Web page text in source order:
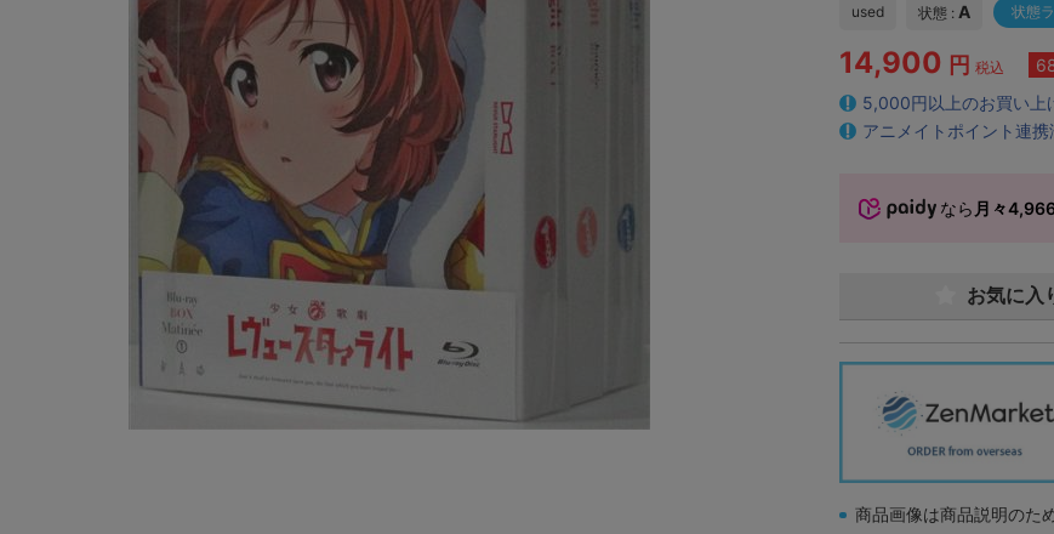
used 状態 : A 状態
14,900 円 税込
5,000円以上のお買い上
アニメイトポイント連携
なら 月々
お気に入
商品画像は商品説明のた